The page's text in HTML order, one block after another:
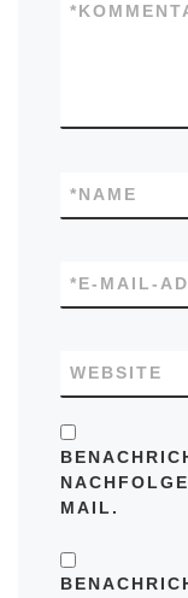
*
NAME
*
E-MAIL-
*
WEBSITE
MAIL.